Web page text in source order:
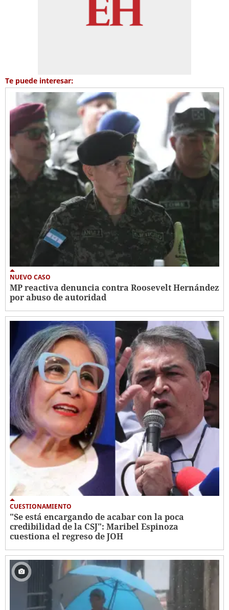
Te puede interesar:
NUEVO CASO
MP reactiva denuncia contra Roosevelt Hernández
por abuso de autoridad
CUESTIONAMIENTO
"Se está encargando de acabar con la poca
credibilidad de la CSJ": Maribel Espinoza
cuestiona el regreso de JOH